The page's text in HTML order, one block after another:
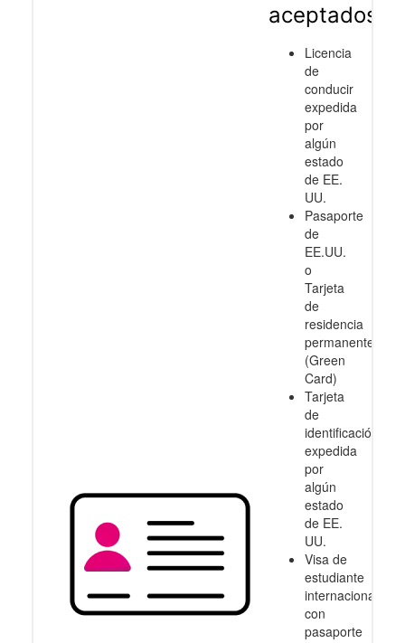
aceptados
Licencia
de
conducir
expedida
por
algún
estado
de EE.
UU.
Pasaporte
de
EE.UU.
o
Tarjeta
de
residencia
permanente
(Green
Card)
Tarjeta
de
identificación
expedida
por
algún
estado
de EE.
UU.
Visa de
estudiante
internacional
con
pasaporte